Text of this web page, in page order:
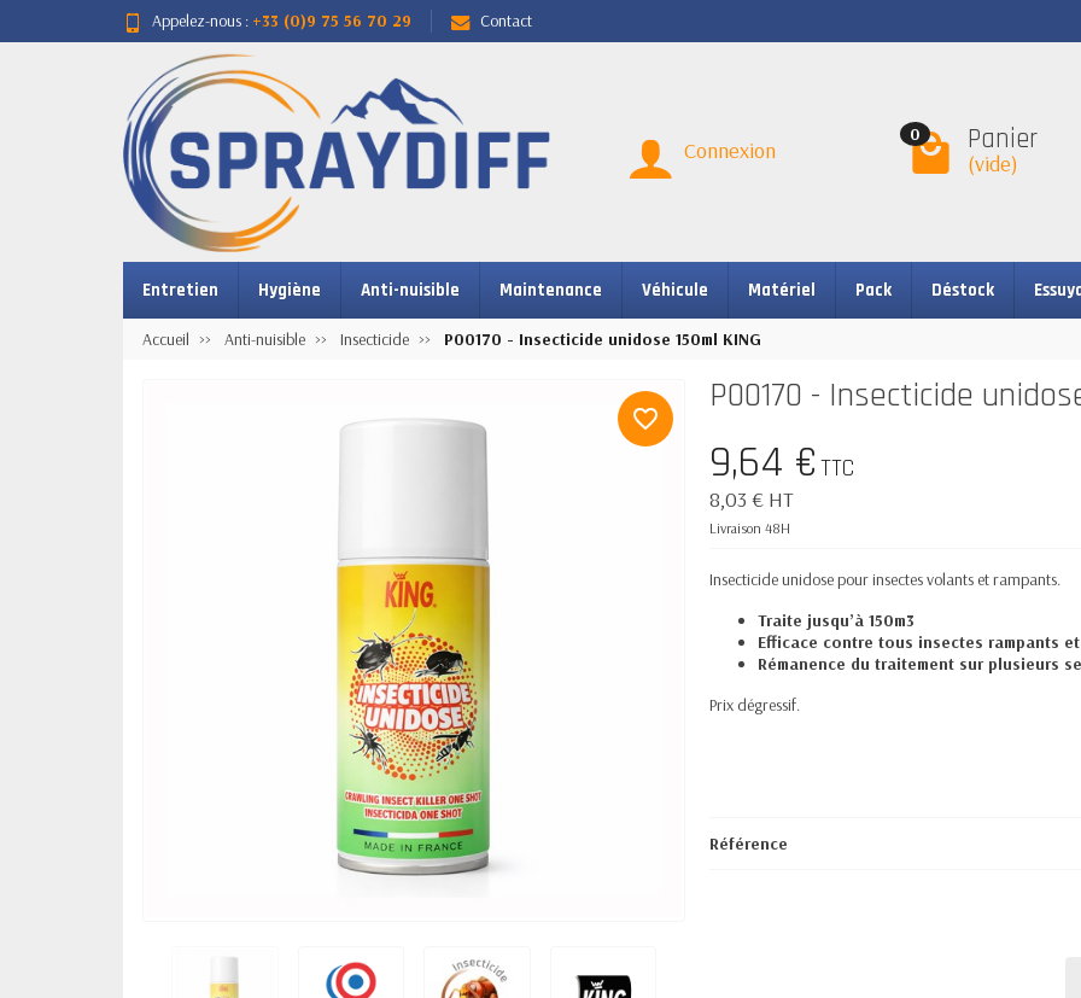
Appelez-nous : +33 (0)9 75 56 70 29 Contact
Connexion
0 Panier
(vide)
Entretien Hygiène Anti-nuisible Maintenance Véhicule Matériel Pack Déstock
Accueil Anti-nuisible Insecticide P00170 - Insecticide unidose 150ml KING
favorite_border
P00170 - Insecticide
9,64 €TTC
8,03 € HT
Livraison 48H
Insecticide unidose pour insectes volants et rampants.
Traite jusqu’à 150m3
Efficace contre tous insectes rampants
Rémanence du traitement sur plusieurs
Prix dégressif.
Référence